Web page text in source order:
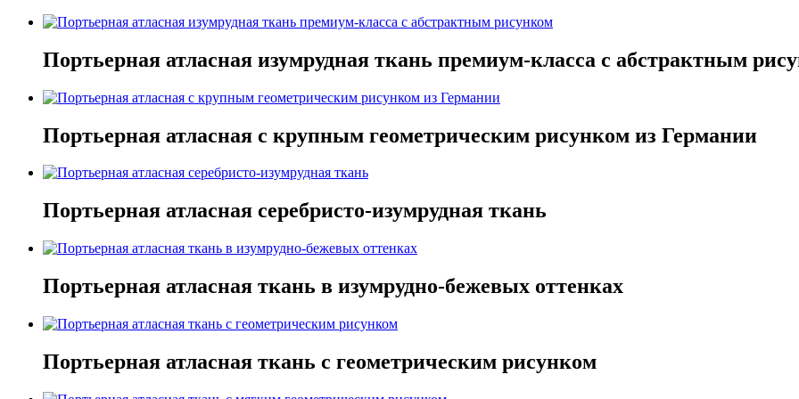
Портьерная атласная изумрудная ткань премиум-класса с абстрактным
Портьерная атласная с крупным геометрическим рисунком из Германии
Портьерная атласная серебристо-изумрудная ткань
Портьерная атласная ткань в изумрудно-бежевых оттенках
Портьерная атласная ткань с геометрическим рисунком